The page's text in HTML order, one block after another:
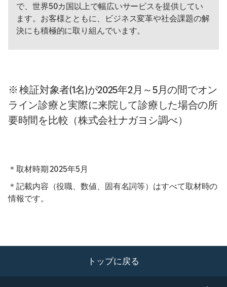
で、世界50カ国以上で幅広いサービスを提供してい
ます。お客様とともに、ビジネス変革や社会課題の解
決にも積極的に取り組んでいます。
※ 検証対象者(1名)が2025年2月～5月の間でオン
ライン診療と実際に来院して診療した場合の所
要時間を比較（株式会社ナガヨシ調べ）
＊取材時期 2025年5月
＊記載内容（役職、数値、固有名詞等）はすべて取材時の
情報です。
トップに戻る